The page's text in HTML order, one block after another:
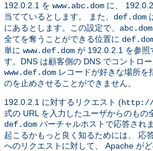
192.0.2.1 を www.abc.dom に、
当てているとします。 また、 def.dom
にあるとします。この設定で、 abc.dom
全てを奪うことができる位置に
単に www.def.dom が 192.0.2.1 を参照
す。DNS は顧客側の DNS でコントロー
www.def.dom レコードが好きな場所を
のを止めさせることができません。
192.0.2.1 に対するリクエスト (http://
式の URL を入力したユーザからのもの
def.dom バーチャルホストで応答され
起こるかもっと良く知るためには、 応
へのリクエストに対して、 Apache が